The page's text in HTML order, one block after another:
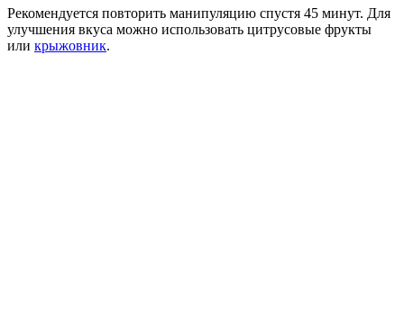
Рекомендуется повторить манипуляцию спустя 45 минут. Для
улучшения вкуса можно использовать цитрусовые фрукты
или крыжовник.